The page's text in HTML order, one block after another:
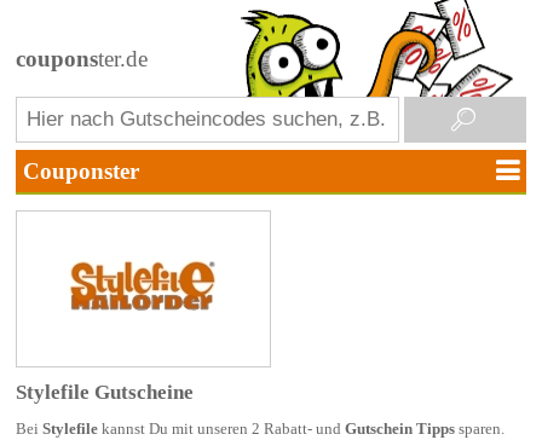
couponster.de
Stylefile Gutscheine
Bei Stylefilekannst Du mit unseren 2 Rabatt- und Gutschein Tippssparen.